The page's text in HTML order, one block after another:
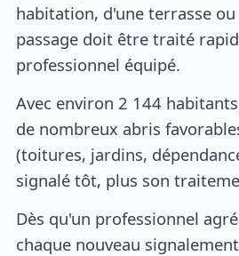
habitation, d'une terrasse
passage doit être traité
professionnel équipé.
Avec environ 2 144
de nombreux abris
(toitures, jardins,
signalé tôt, plus son
Dès qu'un professionnel
chaque nouveau